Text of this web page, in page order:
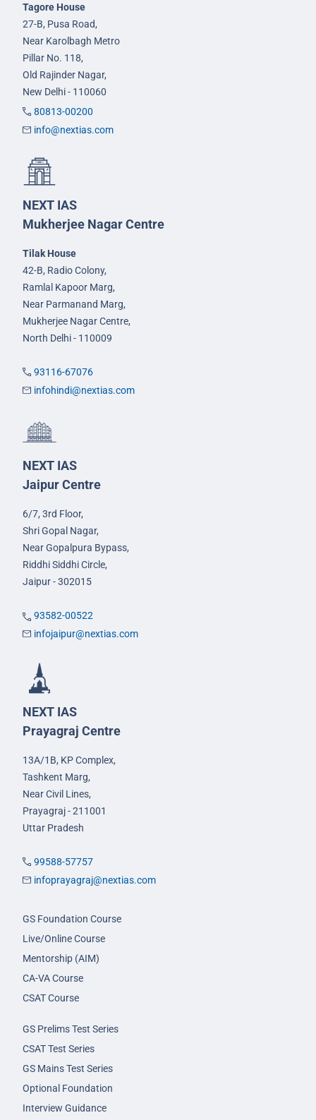
Tagore House
27-B, Pusa Road,
Near Karolbagh Metro
Pillar No. 118,
Old Rajinder Nagar,
New Delhi - 110060
80813-00200
info@nextias.com
NEXT IAS
Mukherjee Nagar Centre
Tilak House
42-B, Radio Colony,
Ramlal Kapoor Marg,
Near Parmanand Marg,
Mukherjee Nagar Centre,
North Delhi - 110009
93116-67076
infohindi@nextias.com
NEXT IAS
Jaipur Centre
6/7, 3rd Floor,
Shri Gopal Nagar,
Near Gopalpura Bypass,
Riddhi Siddhi Circle,
Jaipur - 302015
93582-00522
infojaipur@nextias.com
NEXT IAS
Prayagraj Centre
13A/1B, KP Complex,
Tashkent Marg,
Near Civil Lines,
Prayagraj - 211001
Uttar Pradesh
99588-57757
infoprayagraj@nextias.com
GS Foundation Course
Live/Online Course
Mentorship (AIM)
CA-VA Course
CSAT Course
GS Prelims Test Series
CSAT Test Series
GS Mains Test Series
Optional Foundation
Interview Guidance